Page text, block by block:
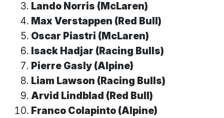
Lando Norris (McLaren)
Max Verstappen (Red Bull)
Oscar Piastri (McLaren)
Isack Hadjar (Racing Bulls)
Pierre Gasly (Alpine)
Liam Lawson (Racing Bulls)
Arvid Lindblad (Red Bull)
Franco Colapinto (Alpine)